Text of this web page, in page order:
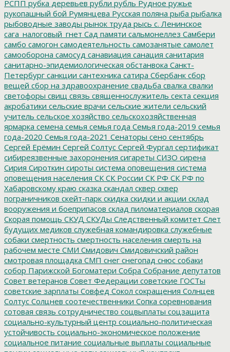
РСПП рубка деревьев рубли рубль Рудное ружье
рукопашный бой Румянцева Русская поляна рыба рыбалка
рыбоводные заводы рынок труда рысь с. Ленинское
сага_налоговый_гнет Сад памяти сальмонеллез Самбери
самбо самогон самодеятельность самозанятые самолет
самооборона самосуд санавиация санация санитария
санитарно-эпидемиологическая обстанвока Санкт-
Петербург санкции сантехника сатира Сбербанк сбор
вещей сбор на здравоохранение свадьба свалка свалки
светофоры свищ связь священнослужитель секта секция
акробатики сельские врачи сельские жители сельский
учитель сельское хозяйство сельскохозяйственная
ярмарка семена семья семья года Семья года-2019 семья
года-2020 Семья года-2021 Сенаторы сено сентябрь
Сергей Ерёмин Сергей Солтус Сергей Фургал сертификат
сибиреязвенные захоронения сигареты СИЗО сирена
Сирия Сироткин сироты система оповещения система
оповещения населения СК СК России СК РФ СК РФ по
Хабаровскому краю сказка скандал сквер сквер
пограничников скейт-парк скидка скидки и акции склад
вооружения и боеприпасов склад пиломатериалов скорая
Скорая помощь СКУД СКУДы Следственный комитет Слет
будущих медиков служебная командировка служебные
собаки смертность смертность населения смерть на
рабочем месте СМИ Смидович Смидовичский район
смотровая площадка СМП снег снегопад снюс собаки
собор Парижской Богоматери Собра Собрание депутатов
Совет ветеранов Совет Федерации советские ГОСТы
советские зарплаты Совфед Сокол сокращения Солнцев
Солтус Солцнев соотечественники Сопка соревнования
сотовая связь сотрудничество соцвыплаты соцзащита
социально-культурный центр социально-политическая
устойчивость социально-экономическое положение
социальное питание социальные выплаты социальные